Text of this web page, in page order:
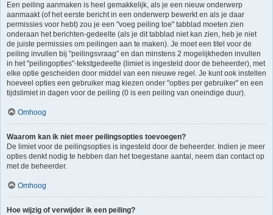
Een peiling aanmaken is heel gemakkelijk, als je een nieuw onderwerp
aanmaakt (of het eerste bericht in een onderwerp bewerkt en als je daar
permissies voor hebt) zou je een "voeg peiling toe" tabblad moeten zien
onderaan het berichten-gedeelte (als je dit tabblad niet kan zien, heb je niet
de juiste permissies om peilingen aan te maken). Je moet een titel voor de
peiling invullen bij "peilingsvraag" en dan minstens 2 mogelijkheden invullen
in het "peilingopties"-tekstgedeelte (limiet is ingesteld door de beheerder), met
elke optie gescheiden door middel van een nieuwe regel. Je kunt ook instellen
hoeveel opties een gebruiker mag kiezen onder "opties per gebruiker" en een
tijdslimiet in dagen voor de peiling (0 is een peiling van oneindige duur).
Omhoog
Waarom kan ik niet meer peilingsopties toevoegen?
De limiet voor de peilingsopties is ingesteld door de beheerder. Indien je meer
opties denkt nodig te hebben dan het toegestane aantal, neem dan contact op
met de beheerder.
Omhoog
Hoe wijzig of verwijder ik een peiling?